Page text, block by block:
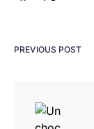
PREVIOUS POST